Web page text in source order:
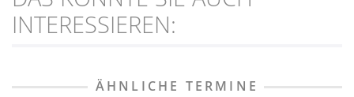
INTERESSIEREN:
ÄHNLICHE TERMINE